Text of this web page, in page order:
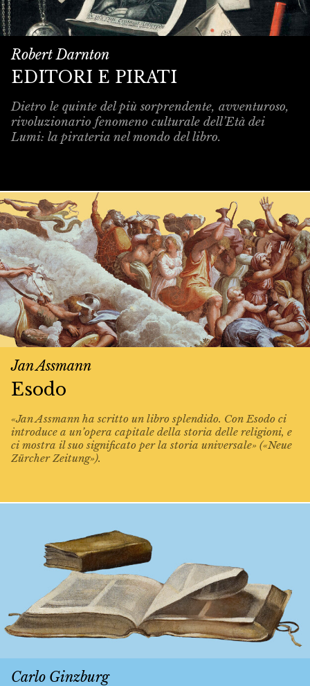
Robert Darnton
EDITORI E PIRATI
Dietro le quinte del più sorprendente, avventuroso,
rivoluzionario fenomeno culturale dell’Età dei
Lumi: la pirateria nel mondo del libro.
Jan Assmann
Esodo
«Jan Assmann ha scritto un libro splendido. Con Esodo ci
introduce a un’opera capitale della storia delle religioni, e
ci mostra il suo significato per la storia universale» («Neue
Zürcher Zeitung»).
Carlo Ginzburg